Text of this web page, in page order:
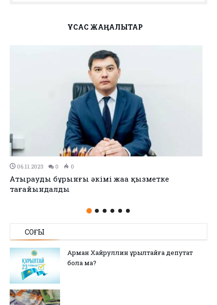
ҰҚСАС ЖАҢАЛЫҚТАР
02.11.2023 0 0
Биыл «Цифрлық нотариат» жобасы іске қосылды
СОҢҒЫ
Арман Хайруллин Құрылтайға депутат
бола ма?